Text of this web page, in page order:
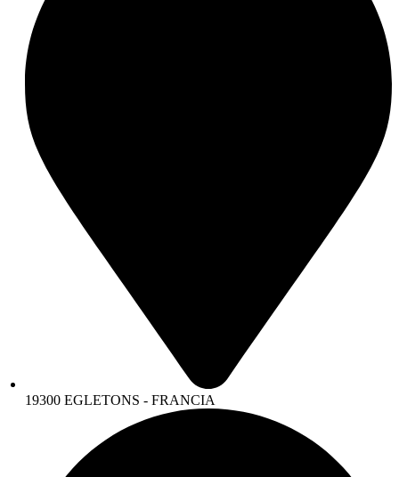
19300 EGLETONS - FRANCIA